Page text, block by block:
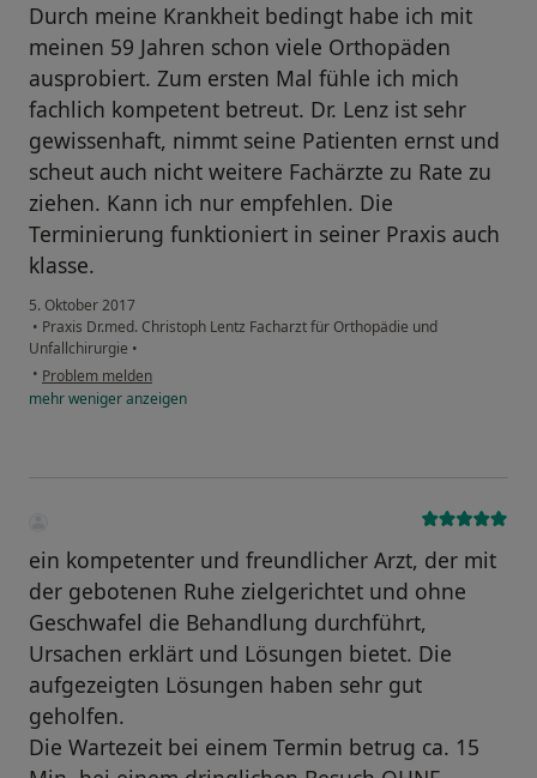
Durch meine Krankheit bedingt habe ich mit
meinen 59 Jahren schon viele Orthopäden
ausprobiert. Zum ersten Mal fühle ich mich
fachlich kompetent betreut. Dr. Lenz ist sehr
gewissenhaft, nimmt seine Patienten ernst und
scheut auch nicht weitere Fachärzte zu Rate zu
ziehen. Kann ich nur empfehlen. Die
Terminierung funktioniert in seiner Praxis auch
klasse.
5. Oktober 2017
• Praxis Dr.med. Christoph Lentz Facharzt für Orthopädie und
Unfallchirurgie •
• Problem melden
mehrwenigeranzeigen
ein kompetenter und freundlicher Arzt, der mit
der gebotenen Ruhe zielgerichtet und ohne
Geschwafel die Behandlung durchführt,
Ursachen erklärt und Lösungen bietet. Die
aufgezeigten Lösungen haben sehr gut
geholfen.
Die Wartezeit bei einem Termin betrug ca. 15